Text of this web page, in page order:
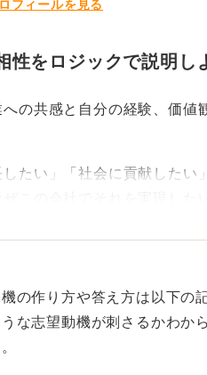
フィールを見る
性をロジックで説明し
の共感と自分の経験、価値
たい」「社会に貢献したい
この会社でそれを実現した
結びつくかを言語化すること。
なかかわり方をしたいのか
の作り方や答え方は以下の
な志望動機が刺さるかわか